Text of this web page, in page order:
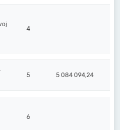
4
5 5 084 094,24
6